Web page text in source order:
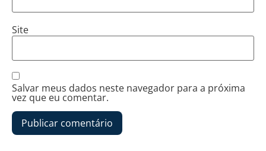
Site
Salvar meus dados neste navegador para a próxima
vez que eu comentar.